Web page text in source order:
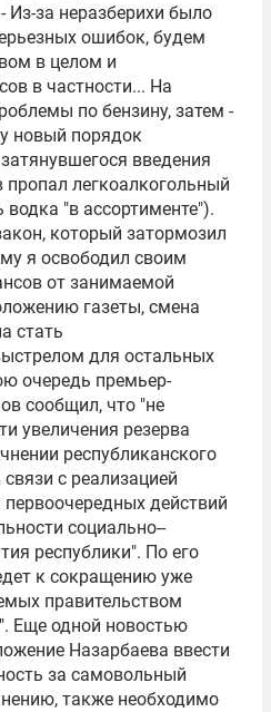
Из-­за неразберихи было
ошибок, будем
в целом и
в частности... На
по бензину, затем -
новый порядок
введения
пропал легкоалкогольный
водка "в ассортименте").
который затормозил
я освободил своим
от занимаемой
газеты, смена
стать
для остальных
очередь премьер-
сообщил, что "не
увеличения резерва
республиканского
с реализацией
действий
социально-­
республики". По его
к сокращению уже
правительством
Еще одной новостью
Назарбаева ввести
за самовольный
также необходимо